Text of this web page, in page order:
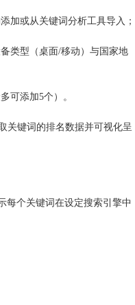
或从关键词分析工具导入；
型（桌面/移动）与国家地
添加5个）。
键词的排名数据并可视化呈
个关键词在设定搜索引擎中